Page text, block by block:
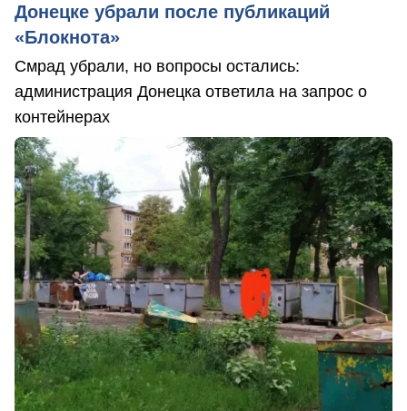
Донецке убрали после публикаций
«Блокнота»
Смрад убрали, но вопросы остались:
администрация Донецка ответила на запрос о
контейнерах